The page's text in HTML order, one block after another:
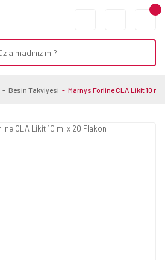
Besin Takviyesi Marnys Forline CLA Likit 10 ml